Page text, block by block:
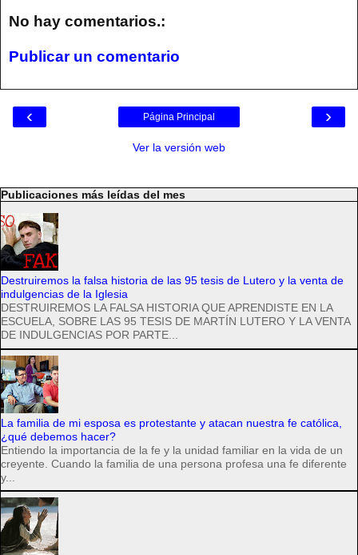
No hay comentarios.:
Publicar un comentario
‹ ›
Página Principal
Ver la versión web
Publicaciones más leídas del mes
Destruiremos la falsa historia de las 95 tesis de Lutero y la venta de
indulgencias de la Iglesia
DESTRUIREMOS LA FALSA HISTORIA QUE APRENDISTE EN LA
ESCUELA, SOBRE LAS 95 TESIS DE MARTÍN LUTERO Y LA VENTA
DE INDULGENCIAS POR PARTE...
La familia de mi esposa es protestante y atacan nuestra fe católica,
¿qué debemos hacer?
Entiendo la importancia de la fe y la unidad familiar en la vida de un
creyente. Cuando la familia de una persona profesa una fe diferente
y...